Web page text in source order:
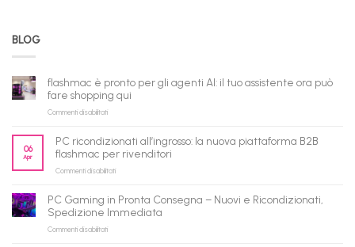
BLOG
flashmac è pronto per gli agenti AI: il tuo assistente ora può
fare shopping qui
Commenti disabilitatisu
pronto
per
gli
AI:
il
tuo
assistente
06
Apr
PC ricondizionati all’ingrosso: la nuova piattaforma B2B
flashmac per rivenditori
Commenti disabilitatisu
ricondizionati
all’ingrosso:
la
PC Gaming in Pronta Consegna – Nuovi e Ricondizionati,
Spedizione Immediata
Commenti disabilitatisu